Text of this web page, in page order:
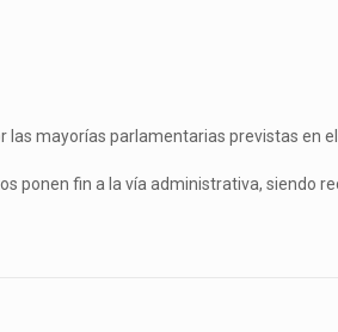
las mayorías parlamentarias previstas en
ponen fin a la vía administrativa,